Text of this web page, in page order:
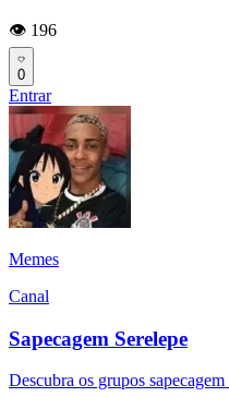
👁️ 196
0
Entrar
Memes
Canal
Sapecagem Serelepe
Descubra os grupos